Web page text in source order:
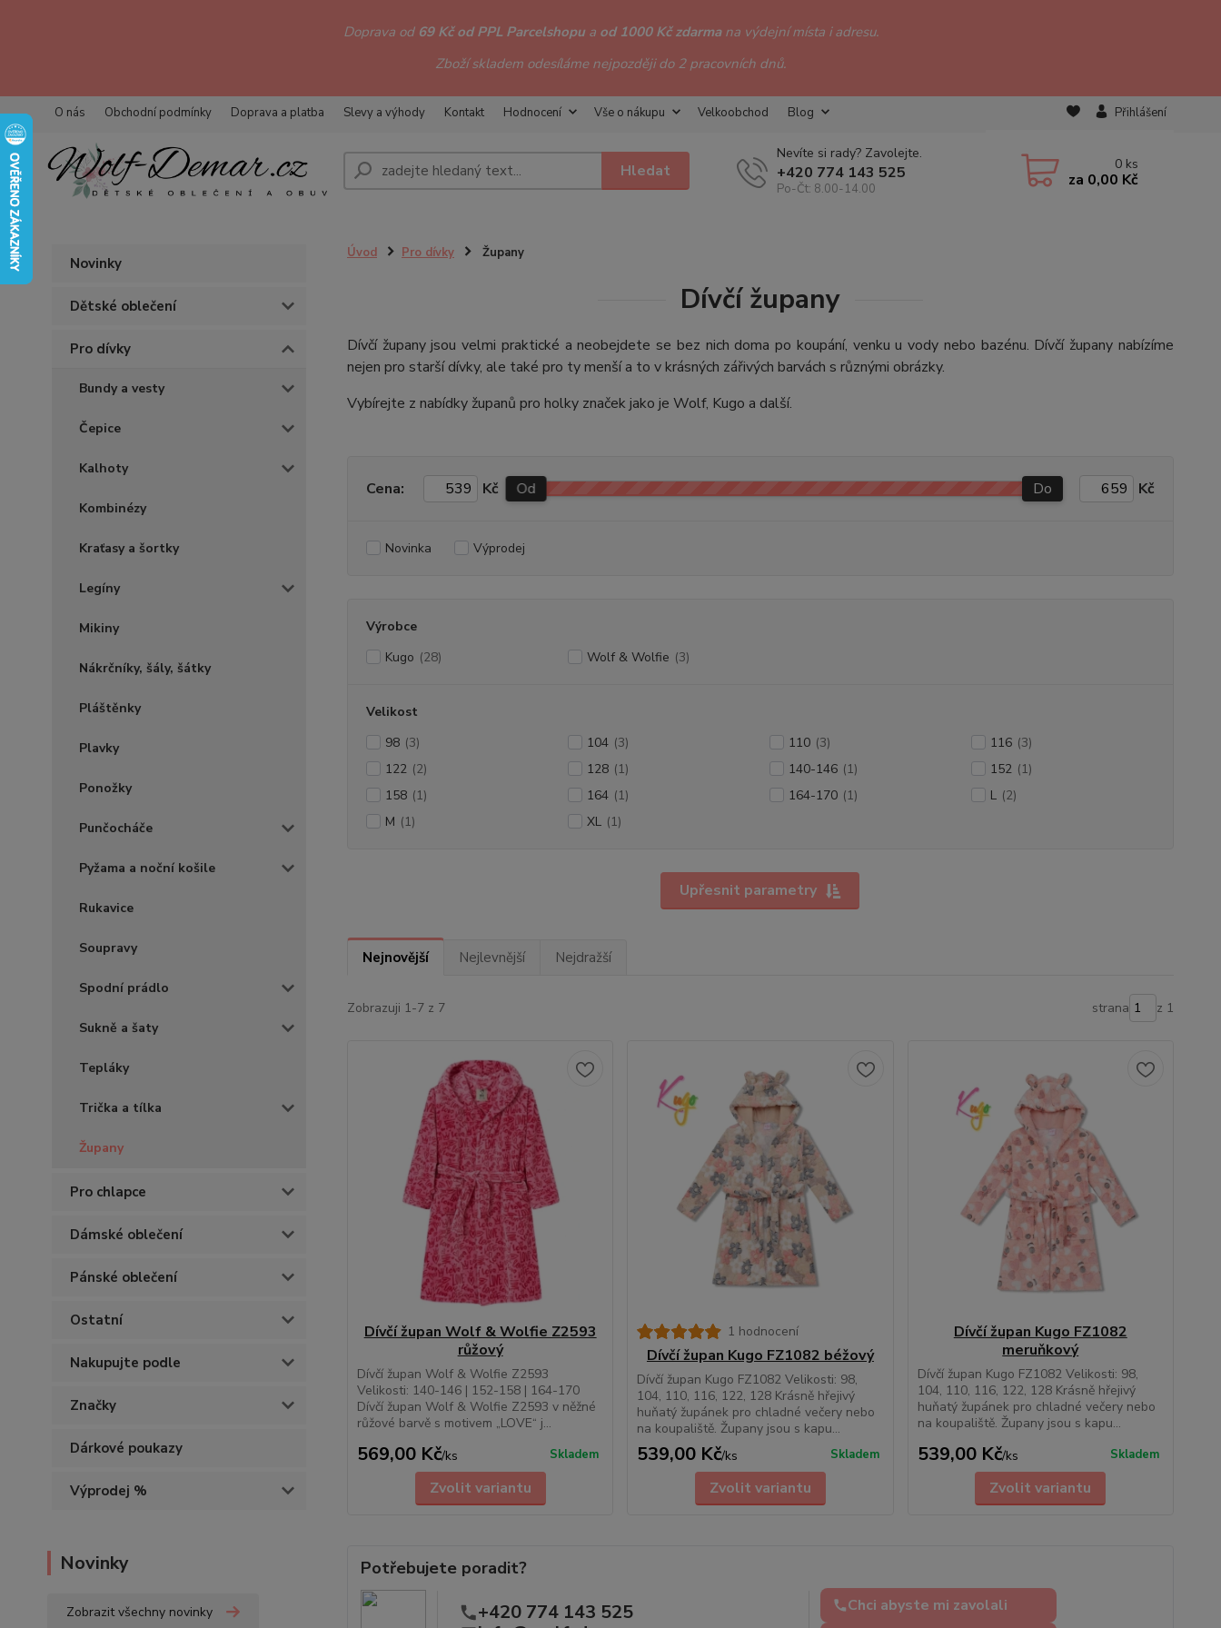
Doprava od 69 Kč od PPL Parcelshopua od 1000 Kč zdarma na výdejní místa i adresu.
Zboží skladem odesíláme nejpozději do 2 pracovních dnů.
O nás Obchodní podmínky Doprava a platba Slevy a výhody Kontakt Hodnocení Vše o nákupu Velkoobchod Blog Přihlášení
Hledat
Nevíte si rady? Zavolejte.
+420 774 143 525
Po-Čt: 8.00-14.00
0 ks
za 0,00 Kč
Novinky
Dětské oblečení
Pro dívky
Bundy a vesty
Čepice
Kalhoty
Kombinézy
Kraťasy a šortky
Legíny
Mikiny
Nákrčníky, šály, šátky
Pláštěnky
Plavky
Ponožky
Punčocháče
Pyžama a noční košile
Rukavice
Soupravy
Spodní prádlo
Sukně a šaty
Tepláky
Trička a tílka
Župany
Pro chlapce
Dámské oblečení
Pánské oblečení
Ostatní
Nakupujte podle
Značky
Dárkové poukazy
Výprodej %
Novinky
Zobrazit všechny novinky
Úvod Pro dívky Župany
Dívčí župany
Dívčí župany jsou velmi praktické a neobejdete se bez nich doma po koupání, venku u vody nebo bazénu. Dívčí župany nabízíme
nejen pro starší dívky, ale také pro ty menší a to v krásných zářivých barvách s různými obrázky.
Vybírejte z nabídky županů pro holky značek jako je Wolf, Kugo a další.
Upřesnit parametry
Cena: Kč Od Do Kč
Novinka Výprodej
Výrobce
Kugo (28) Wolf & Wolfie (3)
Velikost
98 (3) 104 (3) 110 (3) 116 (3)
122 (2) 128 (1) 140-146 (1) 152 (1)
158 (1) 164 (1) 164-170 (1) L (2)
M (1) XL (1)
Nejnovější Nejlevnější Nejdražší
Zobrazuji 1-7 z 7 strana z 1
Dívčí župan Wolf & Wolfie Z2593
růžový
Dívčí župan Wolf & Wolfie Z2593
Velikosti: 140-146 | 152-158 | 164-170
Dívčí župan Wolf & Wolfie Z2593 v něžné
růžové barvě s motivem „LOVE“ j...
569,00 Kč/ks Skladem
Zvolit variantu
1 hodnocení
Dívčí župan Kugo FZ1082 béžový
Dívčí župan Kugo FZ1082 Velikosti: 98,
104, 110, 116, 122, 128 Krásně hřejivý
huňatý župánek pro chladné večery nebo
na koupaliště. Župany jsou s kapu...
539,00 Kč/ks Skladem
Zvolit variantu
Dívčí župan Kugo FZ1082
meruňkový
Dívčí župan Kugo FZ1082 Velikosti: 98,
104, 110, 116, 122, 128 Krásně hřejivý
huňatý župánek pro chladné večery nebo
na koupaliště. Župany jsou s kapu...
539,00 Kč/ks Skladem
Zvolit variantu
Potřebujete poradit?
+420 774 143 525
Chci abyste mi zavolali